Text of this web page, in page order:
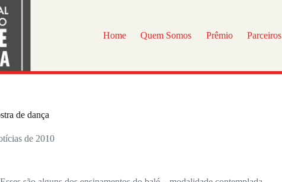
Home Quem Somos Prêmio Parceiros
de dança
de 2010